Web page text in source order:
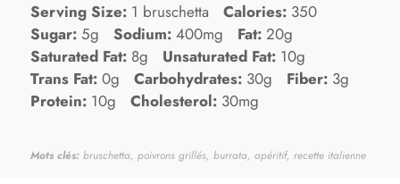
Serving Size: 1 bruschetta Calories: 350
Sugar: 5g Sodium: 400mg Fat: 20g
Saturated Fat: 8g Unsaturated Fat: 10g
Trans Fat: 0g Carbohydrates: 30g Fiber: 3g
Protein: 10g Cholesterol: 30mg
Mots clés: bruschetta, poivrons grillés, burrata, apéritif, recette italienne